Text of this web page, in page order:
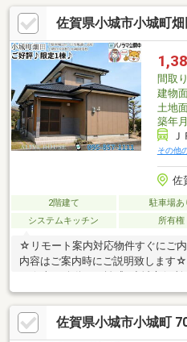
浴室・トイレ（1階・2階）交換
越境有※対象物件はオール電化の為
ん。 ガスを使用の際は、別途利
す。
佐賀県小城市小城町
間取り
建物
土地
築年月
その他
佐
2階建て 駐車場あ
システムキッチン
所有権
☆リモート案内対応物件すぐにご
内容はご案内時にご説明致します
１０分○多久市役所１３分☆お住ま
アライブハウスにご相談下さい。○
が心配な方！・住宅ローンの手続
ス！・引越業者のアドバイス！・
佐賀県小城市小城町